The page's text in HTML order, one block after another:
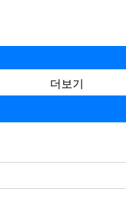
더보기